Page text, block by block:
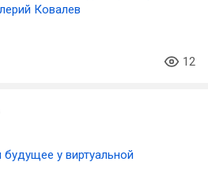
Ковалев
12
будущее у виртуальной